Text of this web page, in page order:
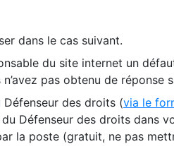
dans le cas suivant.
du site internet un
pas obtenu de réponse
Défenseur des droits (via le
Défenseur des droits dans
la poste (gratuit, ne pas